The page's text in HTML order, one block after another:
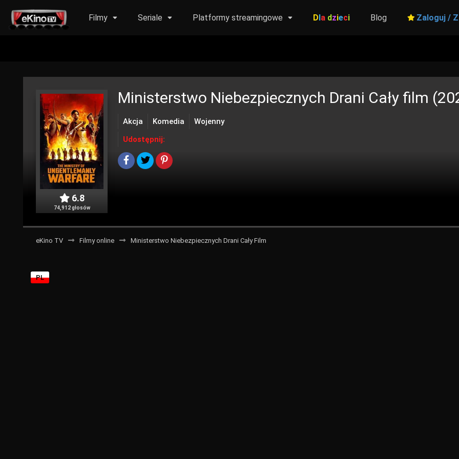
Filmy Seriale Platformy streamingowe Dla dzieci Blog Zaloguj /
6.8
74,912 głosów
Ministerstwo Niebezpiecznych Drani Cały film
Akcja Komedia
Wojenny
Udostępnij:
eKino TV Filmy online Ministerstwo Niebezpiecznych Drani Cały Film
PL